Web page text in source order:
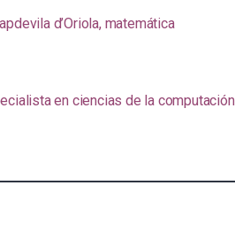
d’Oriola, matemática
en ciencias de la computación